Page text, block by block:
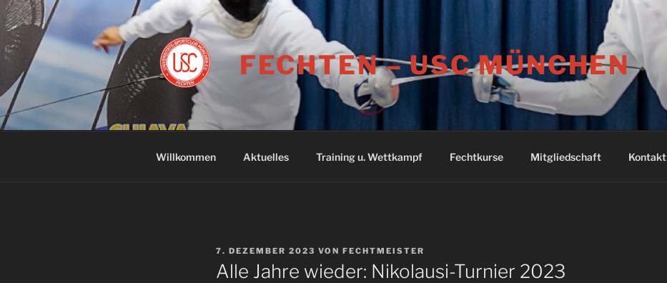
Zum
Inhalt
springen
FECHTEN – USC MÜNCHEN
Willkommen Aktuelles Training u. Wettkampf Fechtkurse Mitgliedschaft Kontakt
VERÖFFENTLICHT
AM
7. DEZEMBER 2023 VON FECHTMEISTER
Alle Jahre wieder: Nikolausi-Turnier 2023